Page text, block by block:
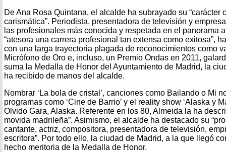
De Ana Rosa Quintana, el alcalde ha subrayado su “carácter
carismática”. Periodista, presentadora de televisión y
las profesionales más conocida y respetada en el panorama
“atesora una carrera profesional tan extensa como exitosa”,
con una larga trayectoria plagada de reconocimientos como
Micrófono de Oro e, incluso, un Premio Ondas en 2011,
suma la Medalla de Honor del Ayuntamiento de Madrid, la
ha recibido de manos del alcalde.
Nombrar ‘La bola de cristal’, canciones como Bailando o Mi
programas como ‘Cine de Barrio’ y el reality show ‘Alaska y
Olvido Gara, Alaska. Referente en los 80, Almeida la ha
movida madrileña”. Asimismo, el alcalde ha destacado su
cantante, actriz, compositora, presentadora de televisión,
escritora”. Por todo ello, la ciudad de Madrid, a la que llegó
hecho meritoria de la Medalla de Honor.